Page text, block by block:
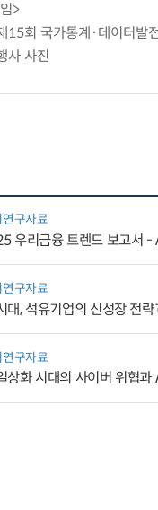
>
15회 국가통계·데이터발
사 사진
구자료
우리금융 트렌드 보고서 -
구자료
대, 석유기업의 신성장 전략
구자료
상화 시대의 사이버 위협과